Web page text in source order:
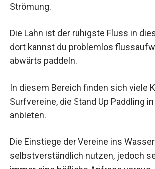
Strömung.
Die Lahn ist der ruhigste Fluss in
dort kannst du problemlos
abwärts paddeln.
In diesem Bereich finden sich viele
Surfvereine, die Stand Up Paddling
anbieten.
Die Einstiege der Vereine ins
selbstverständlich nutzen, jedoch